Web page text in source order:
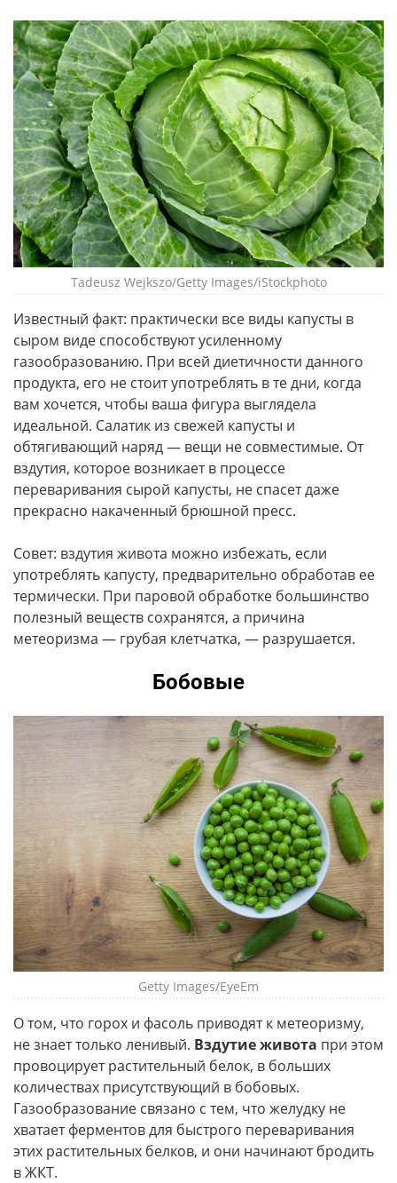
Tadeusz Wejkszo/Getty Images/iStockphoto
Известный факт: практически все виды капусты в
сыром виде способствуют усиленному
газообразованию. При всей диетичности данного
продукта, его не стоит употреблять в те дни, когда
вам хочется, чтобы ваша фигура выглядела
идеальной. Салатик из свежей капусты и
обтягивающий наряд — вещи не совместимые. От
вздутия, которое возникает в процессе
переваривания сырой капусты, не спасет даже
прекрасно накаченный брюшной пресс.
Совет: вздутия живота можно избежать, если
употреблять капусту, предварительно обработав ее
термически. При паровой обработке большинство
полезный веществ сохранятся, а причина
метеоризма — грубая клетчатка, — разрушается.
Бобовые
Getty Images/EyeEm
О том, что горох и фасоль приводят к метеоризму,
не знает только ленивый. Вздутие живота при этом
провоцирует растительный белок, в больших
количествах присутствующий в бобовых.
Газообразование связано с тем, что желудку не
хватает ферментов для быстрого переваривания
этих растительных белков, и они начинают бродить
в ЖКТ.